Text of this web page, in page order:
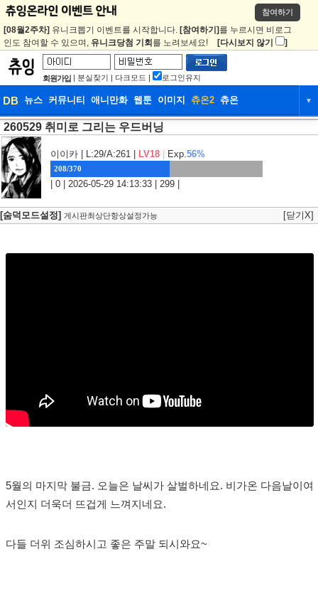
참여하기
[08월2주차] 유니크뽑기 이벤트를 시작합니다. [참여하기] 를 누르시면 비로그
인도 참여할 수 있으며, 유니크당첨 기회 를 노려보세요! [다시보지 않기 ]
회원가입 | 분실찾기 | 다크모드 | 로그인유지
DB 뉴스 커뮤니티 애니만화 웹툰 이미지 츄온2 츄온 ▼
DB 뉴스
웹툰 이미지 츄온2
260529 취미로 그리는 우드버닝
이이카 | L:29/A:261 | LV18 Exp.56%
208/370
| 0 | 2026-05-29 14:13:33 | 299 |
[숨덕모드설정] 게시판최상단항상설정가능 [닫기X]
5월의 마지막 불금. 오늘은 날씨가 살벌하네요. 비가온 다음날이여
서인지 더욱더 뜨겁게 느껴지네요.
다들 더위 조심하시고 좋은 주말 되시와요~